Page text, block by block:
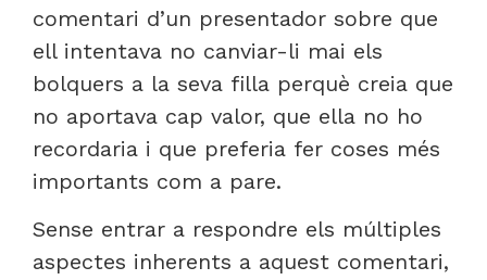
comentari d’un presentador sobre que
ell intentava no canviar-li mai els
bolquers a la seva filla perquè creia que
no aportava cap valor, que ella no ho
recordaria i que preferia fer coses més
importants com a pare.
Sense entrar a respondre els múltiples
aspectes inherents a aquest comentari,